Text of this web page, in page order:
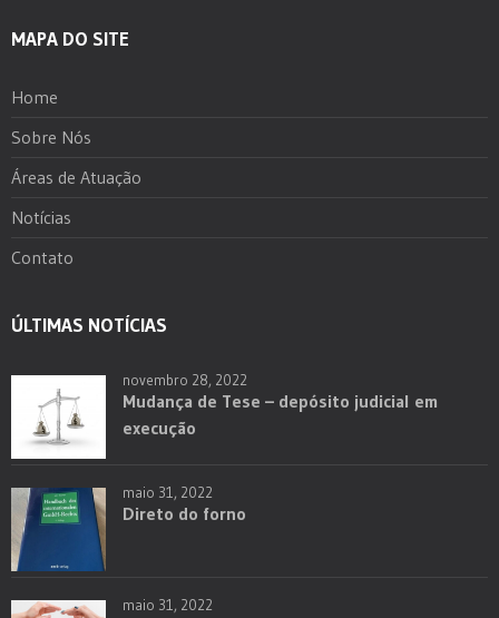
MAPA DO SITE
Home
Sobre Nós
Áreas de Atuação
Notícias
Contato
ÚLTIMAS NOTÍCIAS
novembro 28, 2022
Mudança de Tese – depósito judicial em
execução
maio 31, 2022
Direto do forno
maio 31, 2022